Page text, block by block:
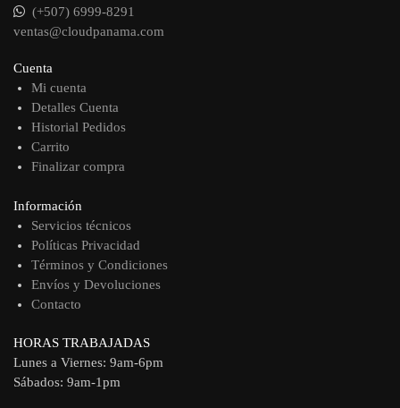
(+507) 6999-8291
ventas@cloudpanama.com
Cuenta
Mi cuenta
Detalles Cuenta
Historial Pedidos
Carrito
Finalizar compra
Información
Servicios técnicos
Políticas Privacidad
Términos y Condiciones
Envíos y Devoluciones
Contacto
HORAS TRABAJADAS
Lunes a Viernes: 9am-6pm
Sábados: 9am-1pm